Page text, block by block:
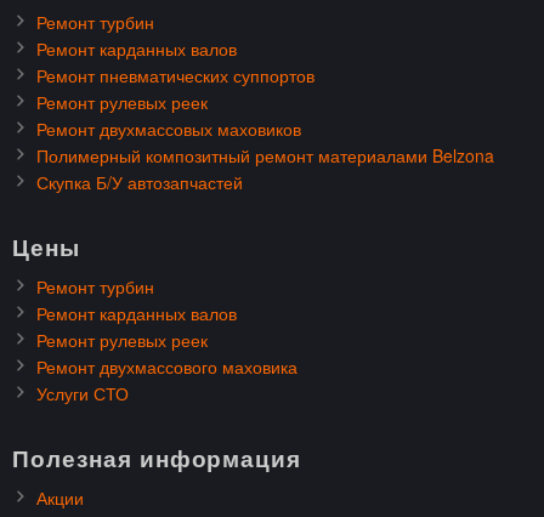
Ремонт турбин
Ремонт карданных валов
Ремонт пневматических суппортов
Ремонт рулевых реек
Ремонт двухмассовых маховиков
Полимерный композитный ремонт материалами Belzona
Скупка Б/У автозапчастей
Цены
Ремонт турбин
Ремонт карданных валов
Ремонт рулевых реек
Ремонт двухмассового маховика
Услуги СТО
Полезная информация
Акции